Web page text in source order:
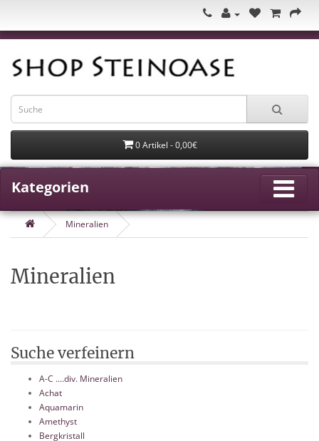
0 Artikel - 0,00€
Kategorien
Mineralien
Mineralien
Suche verfeinern
A-C ....div. Mineralien
Achat
Aquamarin
Amethyst
Bergkristall